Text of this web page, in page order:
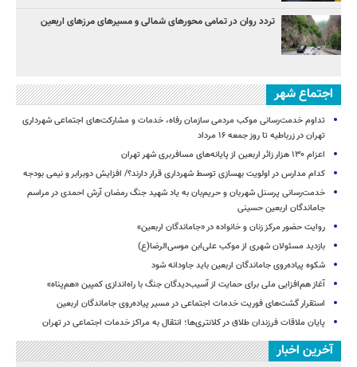
تردد روان در تمامی محورهای شمالی و مسیرهای مرزهای اربعین
اجتماع شهر
تداوم خدمت‌رسانی موکب مردمی سازمان رفاه، خدمات و مشارکت‌های اجتماعی شهرداری
تهران در زرباطیه تا روز جمعه ۱۶ مرداد
اعزام ۱۳۰ هزار زائر اربعین از پایانه‌های مسافربری شهر تهران
کدام مدارس در اولویت بهسازی توسط شهرداری قرار دارند؟/ افزایش دوبرابر و نیمی بودجه
خدمت‌رسانی پرسنل شهربان و حریم‌بان به یاد شهید جنگ رمضان آرش احمدی در مراسم
جاماندگان اربعین حسینی
روایت حضور مرکز زنان و خانواده در «جاماندگان اربعین»
بازدید مسئولان شهری از موکب علی‌ابن موسی‌الرضا(ع)
شکوه پیاده‌روی جاماندگان اربعین باید جاودانه شود
آغاز هم‌افزایی ملی برای حمایت از آسیب‌دیدگان جنگ با راه‌اندازی کمپین «هم‌پناه»
استقرار گشت‌های فوریت خدمات اجتماعی در مسیر پیاده‌روی جاماندگان اربعین
پایان ملاقات فرزندان طلاق در کلانتری‌ها؛ انتقال به مراکز خدمات اجتماعی در تهران
آخرین اخبار